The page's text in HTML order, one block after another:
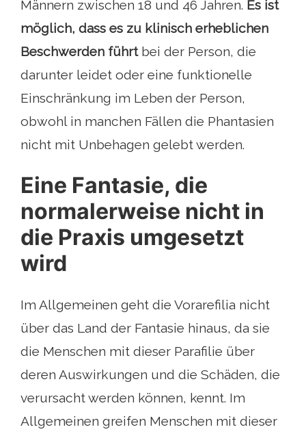
Männern zwischen 18 und 46 Jahren. Es ist
möglich, dass es zu klinisch erheblichen
Beschwerden führtbei der Person, die
darunter leidet oder eine funktionelle
Einschränkung im Leben der Person,
obwohl in manchen Fällen die Phantasien
nicht mit Unbehagen gelebt werden.
Eine Fantasie, die
normalerweise nicht in
die Praxis umgesetzt
wird
Im Allgemeinen geht die Vorarefilia nicht
über das Land der Fantasie hinaus, da sie
die Menschen mit dieser Parafilie über
deren Auswirkungen und die Schäden, die
verursacht werden können, kennt. Im
Allgemeinen greifen Menschen mit dieser